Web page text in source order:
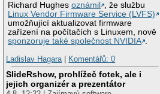
Richard Hughesoznámil
, že službu
Linux Vendor Firmware Service (LVFS)
umožňující aktualizovat firmware
zařízení na počítačích s Linuxem, nově
sponzoruje také společnost NVIDIA .
Ladislav Hagara | Komentářů: 0
SlideRshow, prohlížeč fotek, ale i
jejich organizér a prezentátor